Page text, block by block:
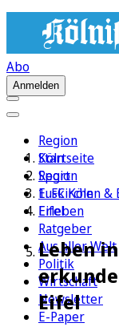
Abo
Anmelden
Region
Köln
Sport
1. FC Köln
Erleben
Ratgeber
Aus aller Welt
Politik
Wirtschaft
Newsletter
E-Paper
Startseite
Region
Euskirchen &
Eifel
Leben
Eifel